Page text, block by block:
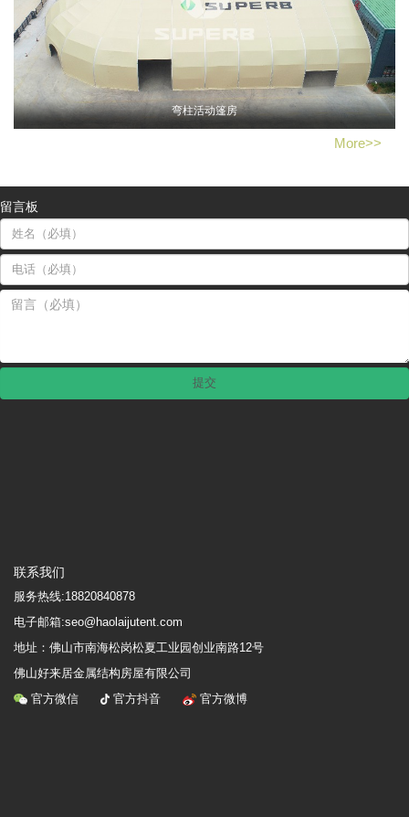
弯柱活动篷房
More>>
联系我们
服务热线:18820840878
电子邮箱:seo@haolaijutent.com
地址： 佛山市南海松岗松夏工业园创业南路12号
佛山好来居金属结构房屋有限公司
官方微信
官方抖音 官方微博
留言板